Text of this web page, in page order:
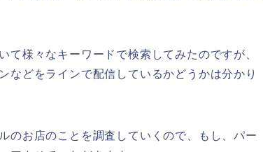
て様々なキーワードで検索してみたのですが、
などをラインで配信しているかどうかは分かり
のお店のことを調査していくので、もし、パー